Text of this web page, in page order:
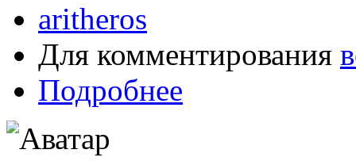
aritheros
Для комментирования
Подробнее